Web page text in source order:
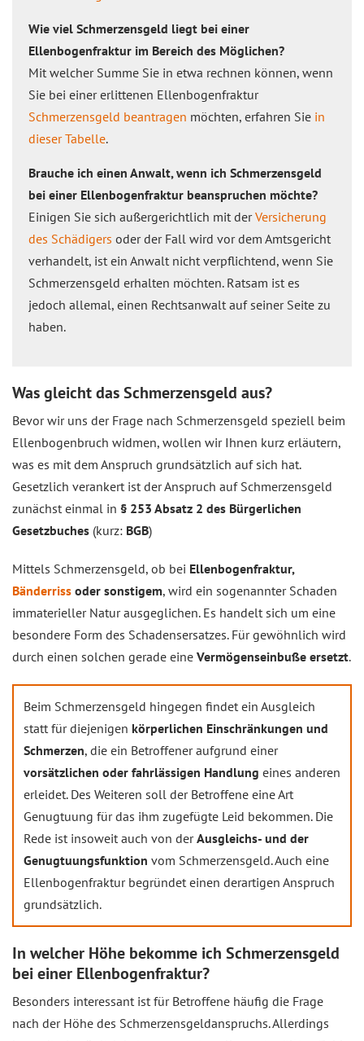
Wie viel Schmerzensgeld liegt bei einer
Ellenbogenfraktur im Bereich des Möglichen?
Mit welcher Summe Sie in etwa rechnen können, wenn
Sie bei einer erlittenen Ellenbogenfraktur
Schmerzensgeld beantragen möchten, erfahren Sie in
dieser Tabelle.
Brauche ich einen Anwalt, wenn ich Schmerzensgeld
bei einer Ellenbogenfraktur beanspruchen möchte?
Einigen Sie sich außergerichtlich mit derVersicherung
des Schädigers oder der Fall wird vor dem Amtsgericht
verhandelt, ist ein Anwalt nicht verpflichtend, wenn Sie
Schmerzensgeld erhalten möchten. Ratsam ist es
jedoch allemal, einen Rechtsanwalt auf seiner Seite zu
haben.
Was gleicht das Schmerzensgeld aus?
Bevor wir uns der Frage nach Schmerzensgeld speziell beim
Ellenbogenbruch widmen, wollen wir Ihnen kurz erläutern,
was es mit dem Anspruch grundsätzlich auf sich hat.
Gesetzlich verankert ist der Anspruch auf Schmerzensgeld
zunächst einmal in § 253 Absatz 2 des Bürgerlichen
Gesetzbuches (kurz: BGB)
Mittels Schmerzensgeld, ob bei Ellenbogenfraktur,
Bänderriss oder sonstigem, wird ein sogenannter Schaden
immaterieller Natur ausgeglichen. Es handelt sich um eine
besondere Form des Schadensersatzes. Für gewöhnlich wird
durch einen solchen gerade eine Vermögenseinbuße ersetzt.
Beim Schmerzensgeld hingegen findet ein Ausgleich
statt für diejenigen körperlichen Einschränkungen und
Schmerzen, die ein Betroffener aufgrund einer
vorsätzlichen oder fahrlässigen Handlung eines anderen
erleidet. Des Weiteren soll der Betroffene eine Art
Genugtuung für das ihm zugefügte Leid bekommen. Die
Rede ist insoweit auch von derAusgleichs- und der
Genugtuungsfunktion vom Schmerzensgeld. Auch eine
Ellenbogenfraktur begründet einen derartigen Anspruch
grundsätzlich.
In welcher Höhe bekomme ich Schmerzensgeld
bei einer Ellenbogenfraktur?
Besonders interessant ist für Betroffene häufig die Frage
nach der Höhe des Schmerzensgeldanspruchs. Allerdings